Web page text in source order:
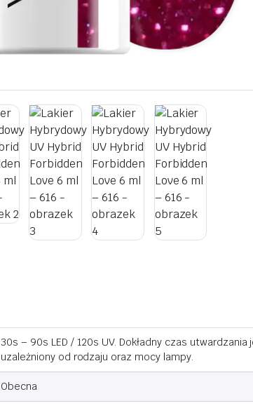
30s – 90s LED / 120s UV. Dokładny czas utwardzania
uzależniony od rodzaju oraz mocy lampy.
Obecna